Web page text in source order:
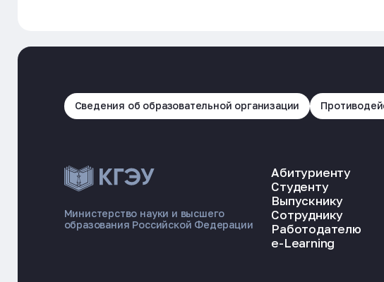
Сведения об образовательной организации
Министерство науки и высшего
образования Российской Федерации
Абитуриенту
Студенту
Выпускнику
Сотруднику
Работодателю
e-Learning